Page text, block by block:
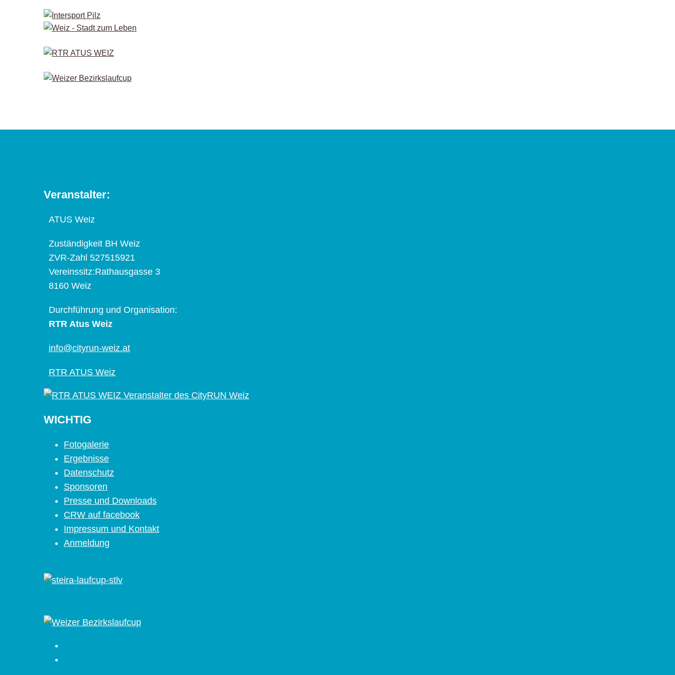
Veranstalter:
ATUS Weiz
Zuständigkeit BH Weiz
ZVR-Zahl 527515921
Vereinssitz:Rathausgasse 3
8160 Weiz
Durchführung und Organisation:
RTR Atus Weiz
info@cityrun-weiz.at
RTR ATUS Weiz
WICHTIG
Fotogalerie
Ergebnisse
Datenschutz
Sponsoren
Presse und Downloads
CRW auf facebook
Impressum und Kontakt
Anmeldung